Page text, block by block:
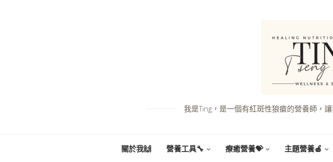
我是Ting，是一個有紅斑性狼瘡的營養師，
關於我🙌 營養工具🔧 療癒營養💝 主題營養🍎